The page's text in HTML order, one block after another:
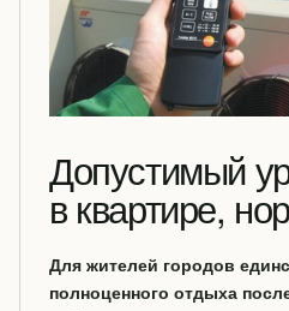
Допустимый
в квартире,
Для жителей городов
полноценного отдыха